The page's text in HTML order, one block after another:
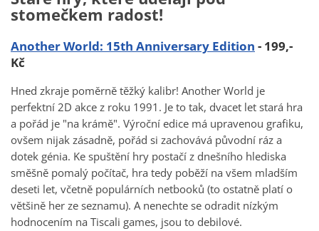
stomečkem radost!
Another World: 15th Anniversary Edition - 199,-
Kč
Hned zkraje poměrně těžký kalibr! Another World je
perfektní 2D akce z roku 1991. Je to tak, dvacet let stará hra
a pořád je "na krámě". Výroční edice má upravenou grafiku,
ovšem nijak zásadně, pořád si zachovává původní ráz a
dotek génia. Ke spuštění hry postačí z dnešního hlediska
směšně pomalý počítač, hra tedy poběží na všem mladším
deseti let, včetně populárních netbooků (to ostatně platí o
většině her ze seznamu). A nenechte se odradit nízkým
hodnocením na Tiscali games, jsou to debilové.